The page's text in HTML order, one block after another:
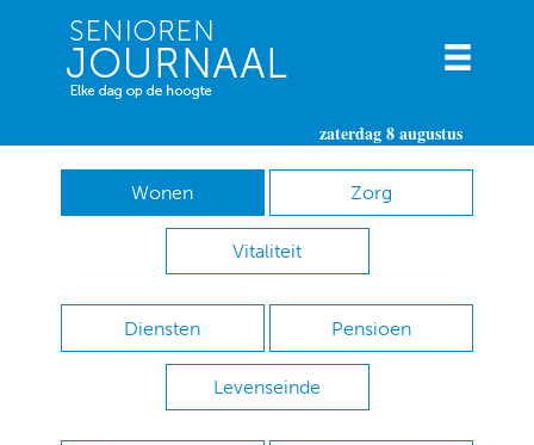
zaterdag 8 augustus
Wonen Zorg
Vitaliteit
Diensten Pensioen
Levenseinde